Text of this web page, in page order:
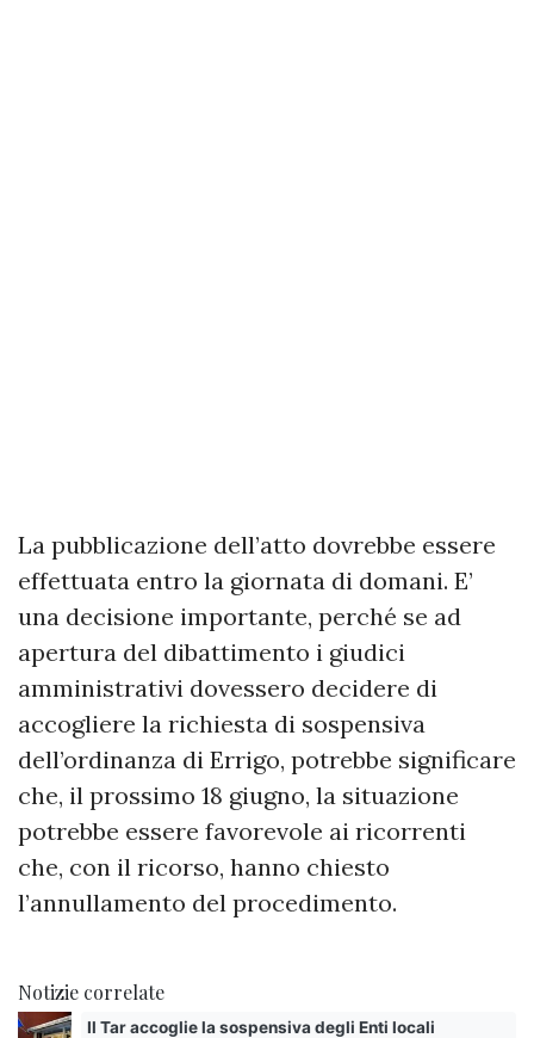
La pubblicazione dell’atto dovrebbe essere
effettuata entro la giornata di domani. E’
una decisione importante, perché se ad
apertura del dibattimento i giudici
amministrativi dovessero decidere di
accogliere la richiesta di sospensiva
dell’ordinanza di Errigo, potrebbe significare
che, il prossimo 18 giugno, la situazione
potrebbe essere favorevole ai ricorrenti
che, con il ricorso, hanno chiesto
l’annullamento del procedimento.
Notizie correlate
Il Tar accoglie la sospensiva degli Enti locali